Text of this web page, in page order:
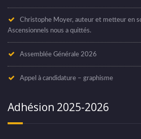
Christophe Moyer, auteur et metteur en
Ascensionnels nous a quittés.
Assemblée Générale 2026
Appel à candidature – graphisme
Adhésion 2025-2026